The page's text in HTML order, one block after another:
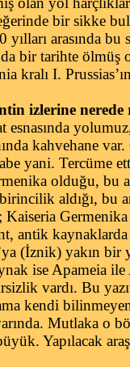
bir sikke
yılları arasında
bir tarihte
kralı I.
izlerine nerede
esnasında
kahvehane
yani. Tercüme
olduğu, bu
birincilik aldığı, bu
Kaiseria
antik
(İznik) yakın bir
ise Apameia
vardı. Bu
kendi
Mutlaka o
Yapılacak